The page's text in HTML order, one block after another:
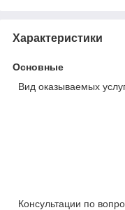
Характеристики
Основные
Вид оказываемых
Консультации по